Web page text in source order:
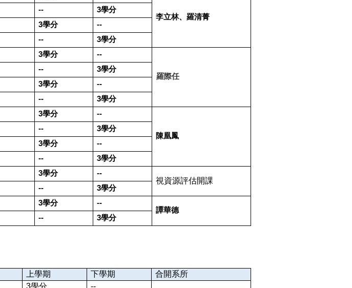
李立林、羅清菁
-- 3學分
3學分
--
-- 3學分
3學分 --
羅際任
-- 3學分
3學分
--
-- 3學分
3學分 --
陳凰鳳
-- 3學分
3學分
--
-- 3學分
3學分 --
視資源評估開課
-- 3學分
3學分
--
譚華德
-- 3學分
上學期 下學期
合開系所